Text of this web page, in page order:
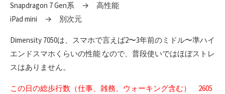
Snapdragon 7 Gen系 → 高性能
iPad mini → 別次元
Dimensity 7050は、スマホで言えば2〜3年前のミドル〜準ハイ
エンドスマホくらいの性能 なので、普段使いではほぼストレ
スはありません。
この日の総歩行数（仕事、雑務、ウォーキング含む） 2605